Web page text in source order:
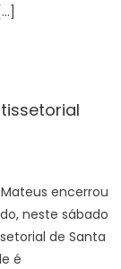
encerrou
neste sábado
de Santa
é